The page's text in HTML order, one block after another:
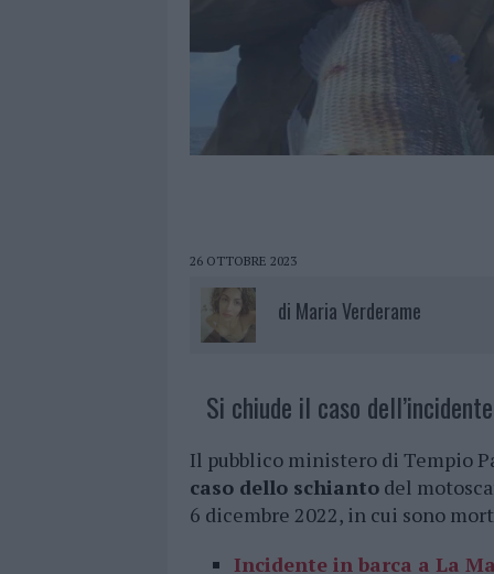
26 OTTOBRE 2023
di Maria Verderame
Si chiude il caso
Il pubblico ministero di Tempio
caso dello schianto del
6 dicembre 2022, in cui sono
Incidente in barca a La